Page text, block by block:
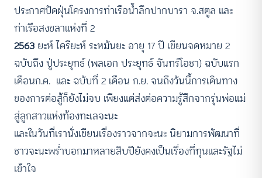
ประกาศปัดฝุ่นโครงการท่าเรือน้ำลึกปากบารา จ.สตูล และ
ท่าเรือสงขลาแห่งที่ 2
2563 ยะห์ ไครียะห์ ระหมันยะ อายุ 17 ปี เขียนจดหมาย 2
ฉบับถึง ปู่ประยุทธ์ (พลเอก ประยุทธ์ จันทร์โอชา) ฉบับแรก
เดือนก.ค. และ ฉบับที่ 2 เดือน ก.ย. จนถึงวันนี้การเดินทาง
ของการต่อสู้ก็ยังไม่จบ เพียงแต่ส่งต่อความรู้สึกจากรุ่นพ่อแม่
สู่ลูกสาวแห่งท้องทะเลจะนะ
และในวันที่เรานั่งเขียนเรื่องราวจากจะนะ นิยามการพัฒนาที่
ชาวจะนะพร่ำบอกมาหลายสิบปียังคงเป็นเรื่องที่ทุนและรัฐไม่
เข้าใจ